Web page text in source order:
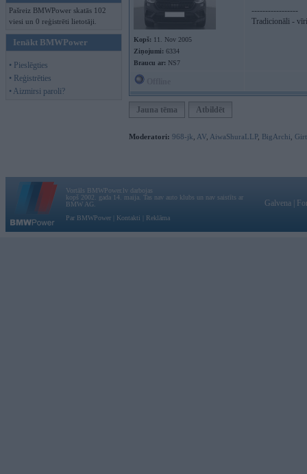
Pašreiz BMWPower skatās 102
viesi un 0 reģistrēti lietotāji.
Ienākt BMWPower
• Pieslēgties
• Reģistrēties
• Aizmirsi paroli?
Kopš: 11. Nov 2005
Ziņojumi: 6334
Braucu ar: NS7
-----------------
Tradicionāli -
Jauna tēma Atbildēt
Moderatori: 968-jk AV AiwaShuraLLP, BigArchi
Vortāls BMWPower.lv darbojas
kopš 2002. gada 14. maija. Tas nav auto klubs un nav saistīts ar
BMW AG.
Par BMWPower
Kontakti Reklāma
Galvena